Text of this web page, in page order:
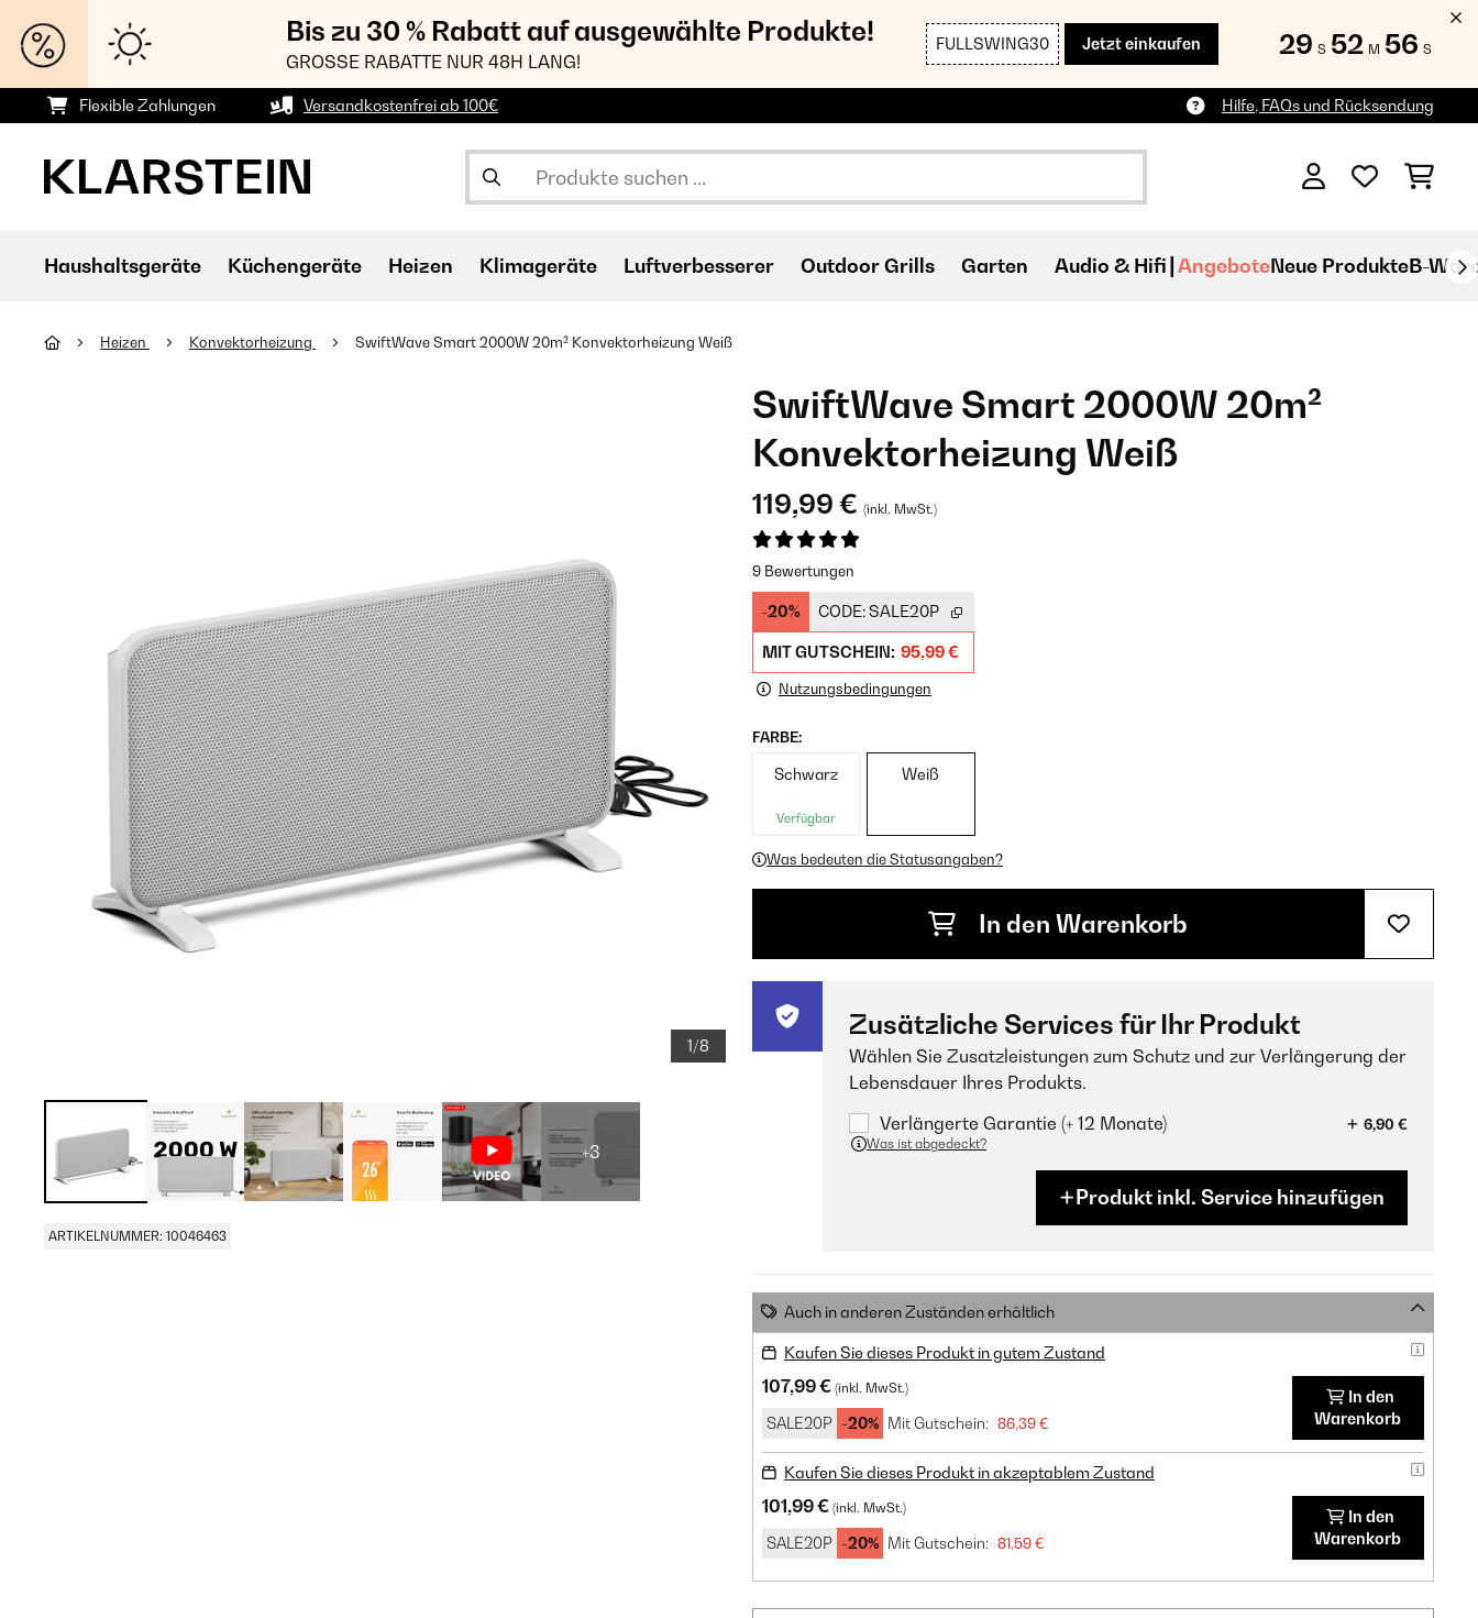
Bis zu 30 % Rabatt auf ausgewählte Produkte!
GROSSE RABATTE NUR 48H LANG!
FULLSWING30 Jetzt einkaufen 29 S 52 M 55 S
Flexible Zahlungen Versandkostenfrei ab 100€ Hilfe, FAQs und Rücksendung
Haushaltsgeräte Küchengeräte Heizen Klimageräte Luftverbesserer Outdoor Grills Garten Audio & Hifi AngeboteNeue ProdukteB-
Heizen Konvektorheizung SwiftWave Smart 2000W 20m² Konvektorheizung Weiß
1/8
+3
ARTIKELNUMMER: 10046463
SwiftWave Smart 2000W 20m²
Konvektorheizung Weiß
119,99 € (inkl. MwSt.)
9 Bewertungen
-20% CODE:SALE20P
MIT GUTSCHEIN: 95,99 €
Nutzungsbedingungen
FARBE:
Schwarz
Verfügbar
Weiß
Was bedeuten die Statusangaben?
In den Warenkorb
Zusätzliche Services für Ihr Produkt
Wählen Sie Zusatzleistungen zum Schutz und zur Verlängerung der
Lebensdauer Ihres Produkts.
Verlängerte Garantie (+ 12 Monate)
6,90 €
Was ist abgedeckt?
Produkt inkl. Service hinzufügen
Auch in anderen Zuständen erhältlich
Kaufen Sie dieses Produkt in gutem Zustand
107,99 € (inkl. MwSt.)
SALE20P -20% Mit Gutschein: 86,39 €
In den
Warenkorb
Kaufen Sie dieses Produkt in akzeptablem Zustand
101,99 € (inkl. MwSt.)
SALE20P -20% Mit Gutschein: 81,59 €
In den
Warenkorb